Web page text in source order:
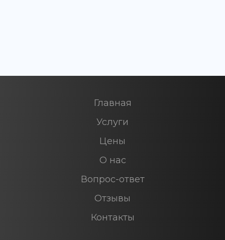
Главная
Услуги
Цены
О нас
Вопрос-ответ
Отзывы
Контакты